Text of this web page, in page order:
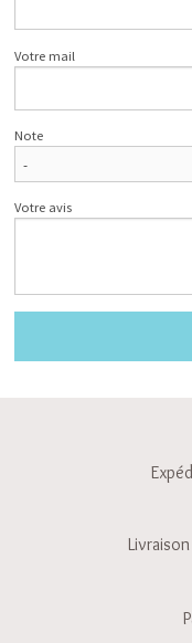
Votre mail
Note
Votre avis